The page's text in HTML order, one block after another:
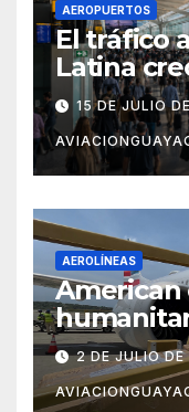
AEROPUERTOS
El tráfico
Latina
pero el
completa
caída
15 DE JULIO
AEROLÍNEAS
American
2 DE JULIO